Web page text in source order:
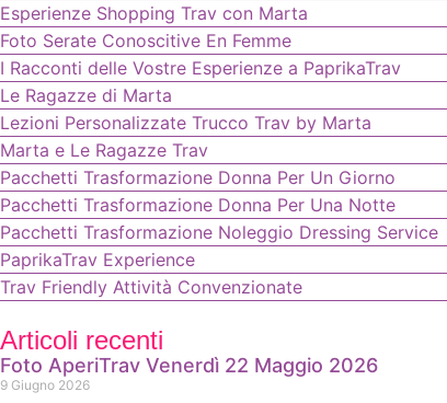
Esperienze Shopping Trav con Marta
Foto Serate Conoscitive En Femme
I Racconti delle Vostre Esperienze a PaprikaTrav
Le Ragazze di Marta
Lezioni Personalizzate Trucco Trav by Marta
Marta e Le Ragazze Trav
Pacchetti Trasformazione Donna Per Un Giorno
Pacchetti Trasformazione Donna Per Una Notte
Pacchetti Trasformazione Noleggio Dressing Service
PaprikaTrav Experience
Trav Friendly Attività Convenzionate
Articoli recenti
Foto AperiTrav Venerdì 22 Maggio 2026
9 Giugno 2026